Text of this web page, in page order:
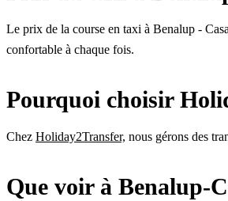
Le prix de la course en taxi à Benalup -
confortable à chaque fois.
Pourquoi choisir
Chez Holiday2Transfer, nous gérons des
Que voir à Benalup-